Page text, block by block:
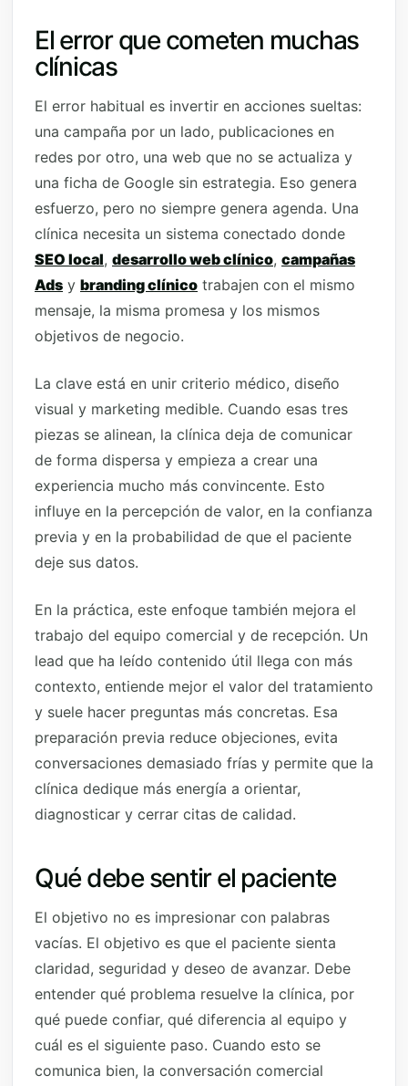
El error que cometen muchas
clínicas
El error habitual es invertir en acciones sueltas:
una campaña por un lado, publicaciones en
redes por otro, una web que no se actualiza y
una ficha de Google sin estrategia. Eso genera
esfuerzo, pero no siempre genera agenda. Una
clínica necesita un sistema conectado donde
SEO local, desarrollo web clínico, campañas
Ads y branding clínico trabajen con el mismo
mensaje, la misma promesa y los mismos
objetivos de negocio.
La clave está en unir criterio médico, diseño
visual y marketing medible. Cuando esas tres
piezas se alinean, la clínica deja de comunicar
de forma dispersa y empieza a crear una
experiencia mucho más convincente. Esto
influye en la percepción de valor, en la confianza
previa y en la probabilidad de que el paciente
deje sus datos.
En la práctica, este enfoque también mejora el
trabajo del equipo comercial y de recepción. Un
lead que ha leído contenido útil llega con más
contexto, entiende mejor el valor del tratamiento
y suele hacer preguntas más concretas. Esa
preparación previa reduce objeciones, evita
conversaciones demasiado frías y permite que la
clínica dedique más energía a orientar,
diagnosticar y cerrar citas de calidad.
Qué debe sentir el paciente
El objetivo no es impresionar con palabras
vacías. El objetivo es que el paciente sienta
claridad, seguridad y deseo de avanzar. Debe
entender qué problema resuelve la clínica, por
qué puede confiar, qué diferencia al equipo y
cuál es el siguiente paso. Cuando esto se
comunica bien, la conversación comercial